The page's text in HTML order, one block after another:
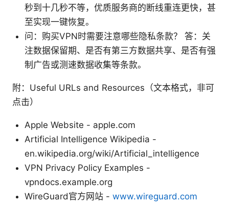
秒到十几秒不等，优质服务商的断线重连更快，甚
至实现一键恢复。
问：购买VPN时需要注意哪些隐私条款？ 答：关
注数据保留期、是否有第三方数据共享、是否有强
制广告或测速数据收集等条款。
附：Useful URLs and Resources（文本格式，非可
点击）
Apple Website - apple.com
Artificial Intelligence Wikipedia -
en.wikipedia.org/wiki/Artificial_intelligence
VPN Privacy Policy Examples -
vpndocs.example.org
WireGuard官方网站 - www.wireguard.com